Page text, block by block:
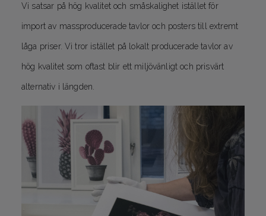
Vi satsar på hög kvalitet och småskalighet istället för
import av massproducerade tavlor och posters till extremt
låga priser. Vi tror istället på lokalt producerade tavlor av
hög kvalitet som oftast blir ett miljövänligt och prisvärt
alternativ i längden.